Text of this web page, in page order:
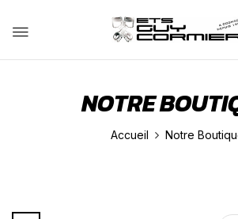
NOTRE
Accueil Notre